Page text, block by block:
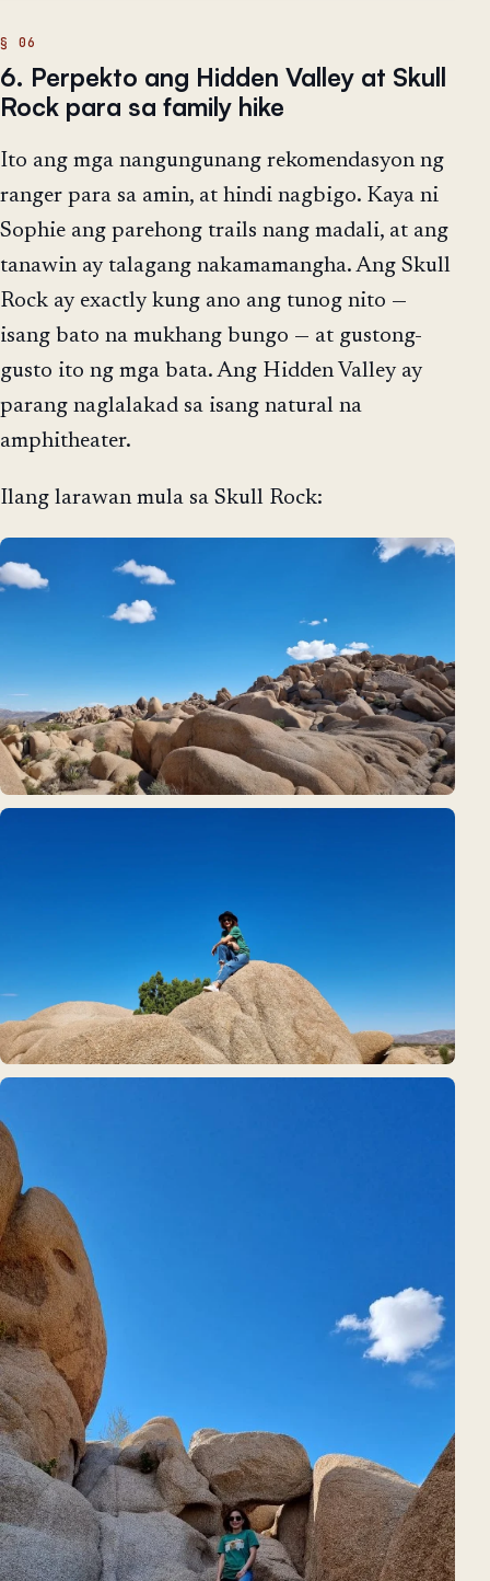
6. Perpekto ang Hidden Valley at Skull
Rock para sa family hike
Ito ang mga nangungunang rekomendasyon ng
ranger para sa amin, at hindi nagbigo. Kaya ni
Sophie ang parehong trails nang madali, at ang
tanawin ay talagang nakamamangha. Ang Skull
Rock ay exactly kung ano ang tunog nito —
isang bato na mukhang bungo — at gustong-
gusto ito ng mga bata. Ang Hidden Valley ay
parang naglalakad sa isang natural na
amphitheater.
Ilang larawan mula sa Skull Rock: